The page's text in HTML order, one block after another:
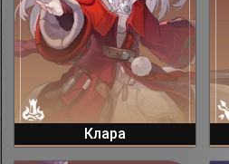
Клара